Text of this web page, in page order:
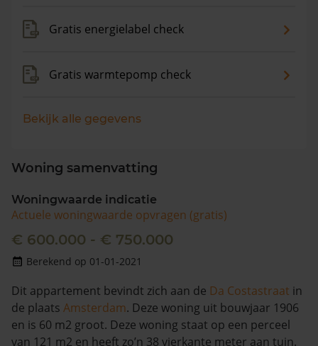
Gratis energielabel check
Gratis warmtepomp check
Bekijk alle gegevens
Woning samenvatting
Woningwaarde indicatie
Actuele woningwaarde opvragen (gratis)
€ 600.000 - € 750.000
Berekend op 01-01-2021
Dit appartement bevindt zich aan de Da Costastraat in
de plaats Amsterdam. Deze woning uit bouwjaar 1906
en is 60 m2 groot. Deze woning staat op een perceel
van 121 m2 en heeft zo’n 38 vierkante meter aan tuin.